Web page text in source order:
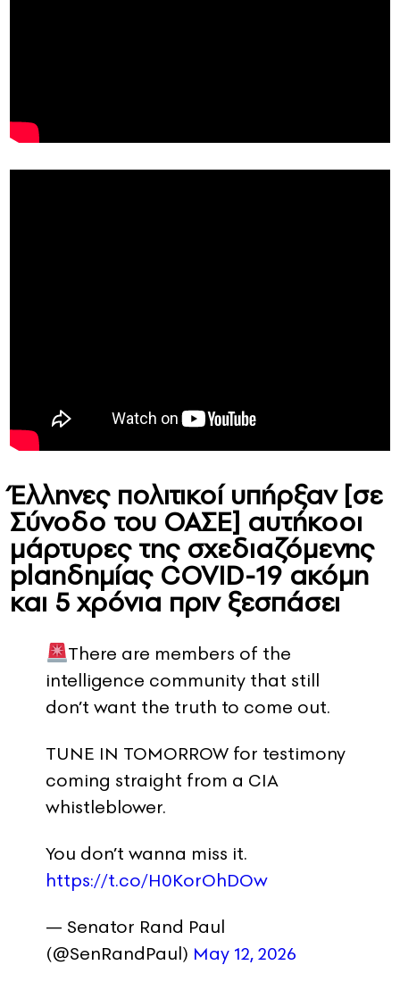
Έλληνες πολιτικοί υπήρξαν [σε
Σύνοδο του OAΣΕ] αυτήκοοι
μάρτυρες της σχεδιαζόμενης
planδημίας COVID-19 ακόμη
και 5 χρόνια πριν ξεσπάσει
There are members of the
intelligence community that still
don’t want the truth to come out.
TUNE IN TOMORROW for testimony
coming straight from a CIA
whistleblower.
You don’t wanna miss it.
https://t.co/H0KorOhDOw
— Senator Rand Paul
(@SenRandPaul) May 12, 2026